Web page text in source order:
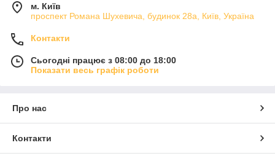
м. Київ
проспект Романа Шухевича, будинок 28а, Київ, Україна
Контакти
Сьогодні працює з 08:00 до 18:00
Показати весь графік роботи
Про нас
Контакти